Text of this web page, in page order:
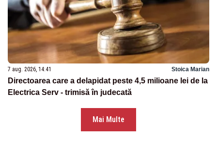
7 aug. 2026, 14:41 Stoica Marian
Directoarea care a delapidat peste 4,5 milioane lei de la
Electrica Serv - trimisă în judecată
Mai Multe